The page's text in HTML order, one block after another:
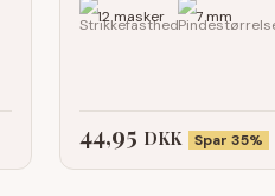
12 masker 7 mm
44,95 DKK Spar 35%